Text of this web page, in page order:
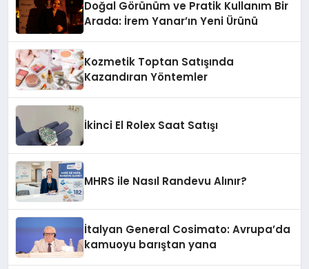
Doğal Görünüm ve Pratik Kullanım Bir
Arada: İrem Yanar’ın Yeni Ürünü
Kozmetik Toptan Satışında
Kazandıran Yöntemler
İkinci El Rolex Saat Satışı
MHRS ile Nasıl Randevu Alınır?
İtalyan General Cosimato: Avrupa’da
kamuoyu barıştan yana